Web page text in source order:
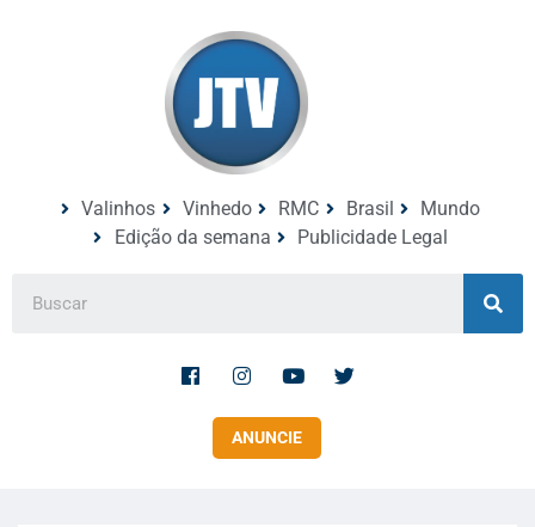
Valinhos Vinhedo RMC Brasil
Mundo
Edição da semana
Publicidade Legal
ANUNCIE